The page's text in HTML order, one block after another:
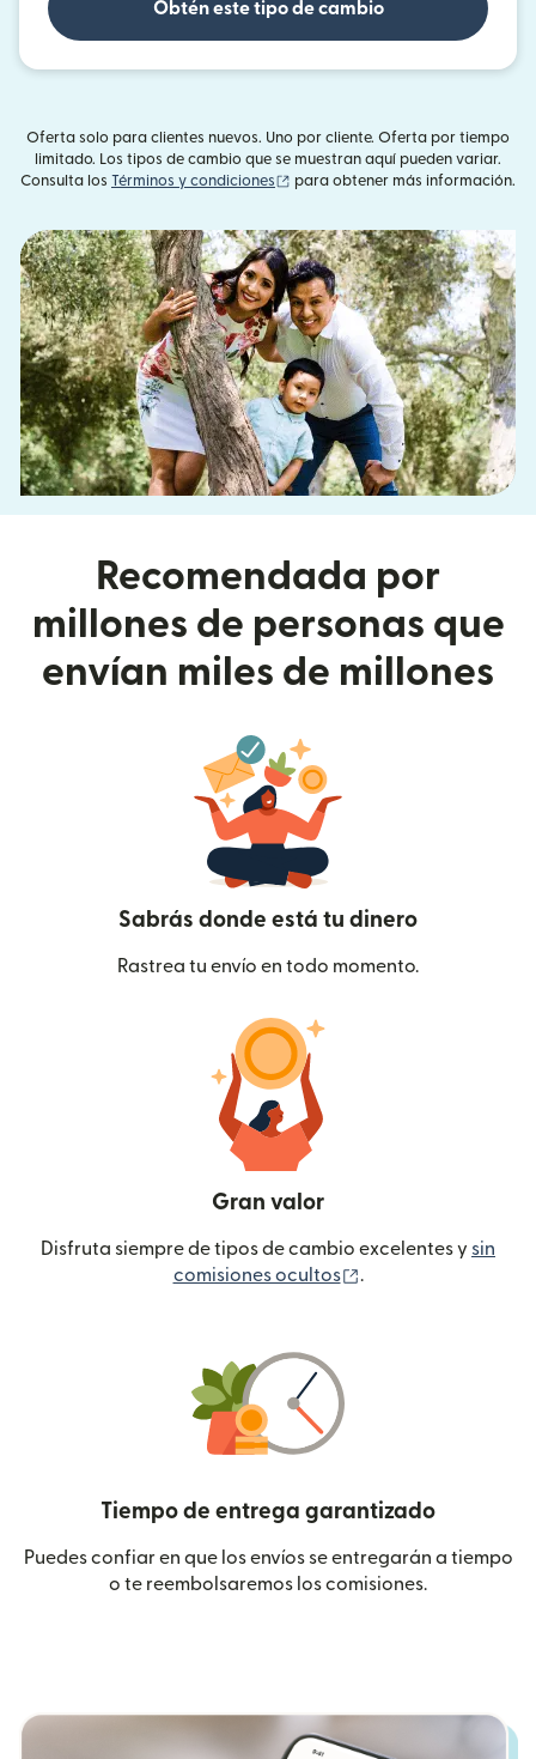
Obtén este tipo de cambio
Oferta solo para clientes nuevos. Uno por cliente. Oferta por tiempo
limitado. Los tipos de cambio que se muestran aquí pueden variar.
Consulta los Términos y condiciones (se abre en una ventana nueva)
para obtener más información.
Recomendada por
millones de personas que
envían miles de millones
Sabrás donde está tu dinero
Rastrea tu envío en todo momento.
Gran valor
Disfruta siempre de tipos de cambio excelentes y sin
comisiones ocultos
.
Tiempo de entrega garantizado
Puedes confiar en que los envíos se entregarán a tiempo
o te reembolsaremos los comisiones.